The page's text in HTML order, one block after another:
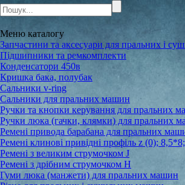
Меню каталогу
Запчастини та аксесуари для пральних і
Підшипники та ремкомплекти
Конденсатори 450в
Кришка бака, полубак
Сальники v-ring
Сальники для пральних машин
Ручки та кнопки керування для пральних
Ручки люка (гачки, клямки) для пральних
Ремені привода барабана для пральних
Ремені клинові привідні профіль z (0);
Ремені з великим струмочком J
Ремені з дрібним струмочком Н
Гуми люка (манжети) для пральних машин